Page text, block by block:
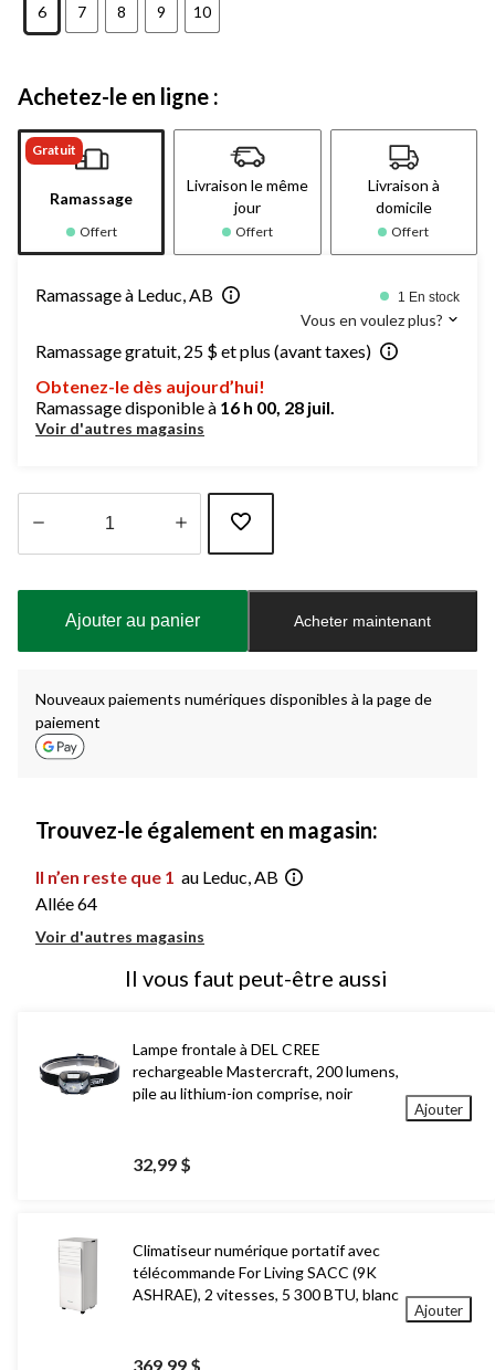
6 7 8 9 10
Achetez-le en ligne :
Gratuit
Ramassage
Offert
Livraison le même
jour
Offert
Livraison à
domicile
Offert
Ramassage à Leduc, AB 1 En stock
Vous en voulez plus?
Ramassage gratuit, 25 $ et plus (avant taxes)
Obtenez-le dès aujourd’hui!
Ramassage disponible à 16 h 00, 28 juil.
Voir d'autres magasins
à
Ajouter au panier Acheter maintenant
Nouveaux paiements numériques disponibles à la page de
paiement
Trouvez-le également en magasin:
Il n’en reste que 1 au Leduc, AB
Allée 64
Voir d'autres magasins
Il vous faut peut-être aussi
Lampe frontale à DEL CREE
rechargeable Mastercraft, 200 lumens,
pile au lithium-ion comprise, noir
32,99 $
Ajouter
Climatiseur numérique portatif avec
télécommande For Living SACC (9K
ASHRAE), 2 vitesses, 5 300 BTU, blanc
369,99 $
Ajouter